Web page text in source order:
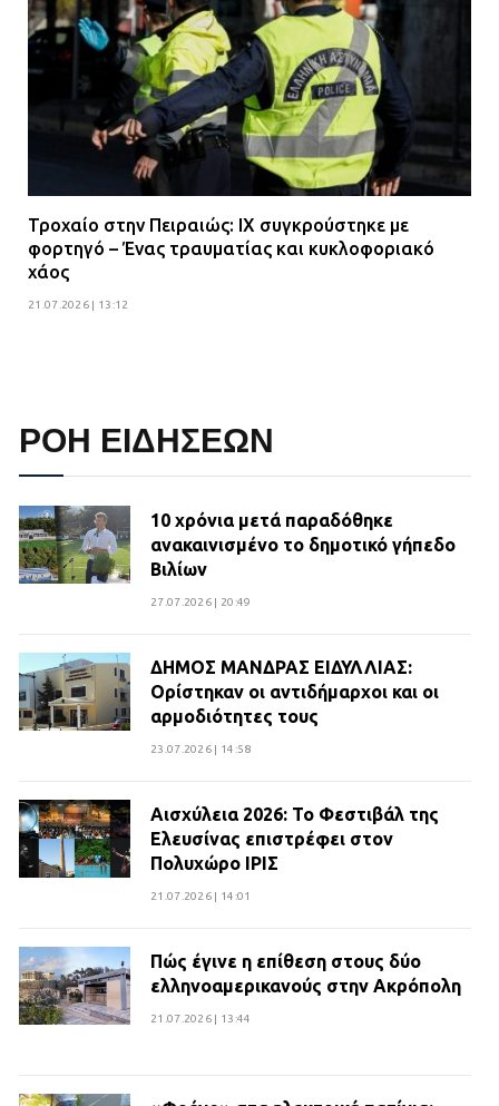
Τροχαίο στην Πειραιώς: ΙΧ συγκρούστηκε με
φορτηγό – Ένας τραυματίας και κυκλοφοριακό
χάος
21.07.2026 | 13:12
ΡΟΗ ΕΙΔΗΣΕΩΝ
10 χρόνια μετά παραδόθηκε
ανακαινισμένο το δημοτικό γήπεδο
Βιλίων
27.07.2026 | 20:49
ΔΗΜΟΣ ΜΑΝΔΡΑΣ ΕΙΔΥΛΛΙΑΣ:
Ορίστηκαν οι αντιδήμαρχοι και οι
αρμοδιότητες τους
23.07.2026 | 14:58
Αισχύλεια 2026: Το Φεστιβάλ της
Ελευσίνας επιστρέφει στον
Πολυχώρο ΙΡΙΣ
21.07.2026 | 14:01
Πώς έγινε η επίθεση στους δύο
ελληνοαμερικανούς στην Ακρόπολη
21.07.2026 | 13:44